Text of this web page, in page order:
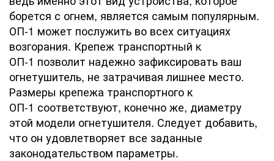
борется с огнем, является самым популярным.
ОП-1 может послужить во всех ситуациях
возгорания. Крепеж транспортный к
ОП-1 позволит надежно зафиксировать ваш
огнетушитель, не затрачивая лишнее место.
Размеры крепежа транспортного к
ОП-1 соответствуют, конечно же, диаметру
этой модели огнетушителя. Следует добавить,
что он удовлетворяет все заданные
законодательством параметры.